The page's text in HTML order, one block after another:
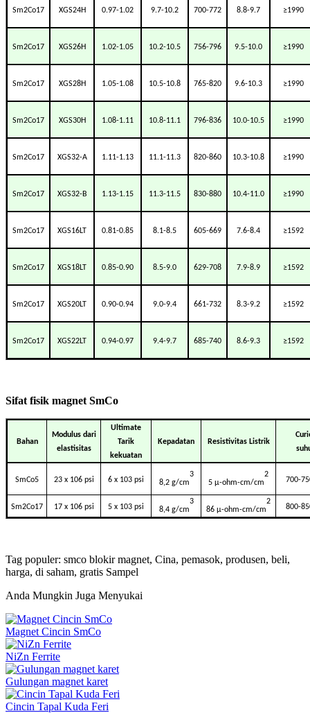
Sm2Co17 XGS24H 0.97-1.02 9.7-10.2 700-772 8.8-9.7 ≥1990
Sm2Co17 XGS26H 1.02-1.05 10.2-10.5 756-796 9.5-10.0 ≥1990
Sm2Co17 XGS28H 1.05-1.08 10.5-10.8 765-820 9.6-10.3 ≥1990
Sm2Co17 XGS30H 1.08-1.11 10.8-11.1 796-836 10.0-10.5 ≥1990
Sm2Co17 XGS32-A 1.11-1.13 11.1-11.3 820-860 10.3-10.8 ≥1990
Sm2Co17 XGS32-B 1.13-1.15 11.3-11.5 830-880 10.4-11.0 ≥1990
Sm2Co17 XGS16LT 0.81-0.85 8.1-8.5 605-669 7.6-8.4 ≥1592
Sm2Co17 XGS18LT 0.85-0.90 8.5-9.0 629-708 7.9-8.9 ≥1592
Sm2Co17 XGS20LT 0.90-0.94 9.0-9.4 661-732 8.3-9.2 ≥1592
Sm2Co17 XGS22LT 0.94-0.97 9.4-9.7 685-740 8.6-9.3 ≥1592
Sifat fisik magnet SmCo
Bahan
Modulus dari
elastisitas
Ultimate
Tarik
kekuatan
Kepadatan Resistivitas Listrik
SmCo5 23 x 106 psi 6 x 103 psi 8,2 g/cm
3
5 μ-ohm-cm/cm
2
700-
Sm2Co17 17 x 106 psi 5 x 103 psi 8,4 g/cm
3
86 μ-ohm-cm/cm
2
800-
Tag populer: smco blokir magnet, Cina, pemasok, produsen, beli,
harga, di saham, gratis Sampel
Anda Mungkin Juga Menyukai
Magnet Cincin SmCo
NiZn Ferrite
Gulungan magnet karet
Cincin Tapal Kuda Feri